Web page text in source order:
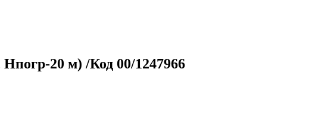
20 м) /Код 00/1247966